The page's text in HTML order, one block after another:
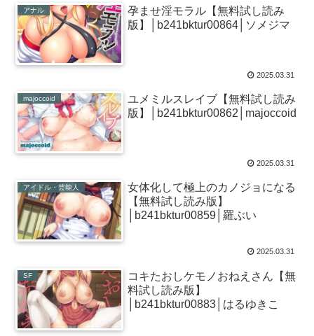
アナル
孕ませ淫モラル【無料試し読み
版】│b241bktur00864│ソメジマ
2025.03.31
majoccoid
ユメミルスレイブ【無料試し読み
版】│b241bktur00862│majoccoid
2025.03.31
アイドル・芸能人
女体化して極上のカノジョになる
【無料試し読み版】
│b241bktur00859│羅ぶい
2025.03.31
SF
コキたおしケモノおねえさん【無
料試し読み版】
│b241bktur00883│はるゆきこ